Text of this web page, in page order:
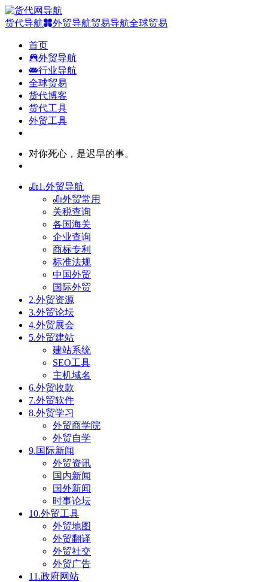
货代导航 外贸导航贸易导航全球贸易
首页
外贸导航
行业导航
全球贸易
货代博客
货代工具
外贸工具
对你死心，是迟早的事。
1.外贸导航
外贸常用
关税查询
各国海关
企业查询
商标专利
标准法规
中国外贸
国际外贸
2.外贸资源
3.外贸论坛
4.外贸展会
5.外贸建站
建站系统
SEO工具
主机域名
6.外贸收款
7.外贸软件
8.外贸学习
外贸商学院
外贸自学
9.国际新闻
外贸资讯
国内新闻
国外新闻
时事论坛
10.外贸工具
外贸地图
外贸翻译
外贸社交
外贸广告
11.政府网站